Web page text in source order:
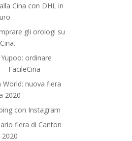
Cina con DHL in
gli orologi su
ordinare
– FacileCina
World: nuova fiera
2020
con Instagram
fiera di Canton